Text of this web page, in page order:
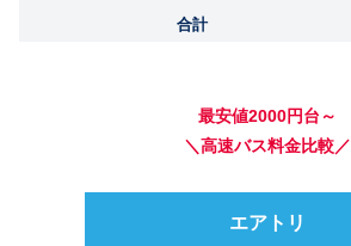
合計
最安値2000円台～
＼高速バス料金比較／
エアトリ